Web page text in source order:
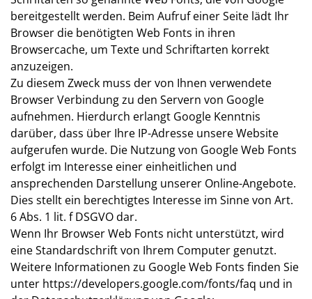
bereitgestellt werden. Beim Aufruf einer Seite lädt Ihr
Browser die benötigten Web Fonts in ihren
Browsercache, um Texte und Schriftarten korrekt
anzuzeigen.
Zu diesem Zweck muss der von Ihnen verwendete
Browser Verbindung zu den Servern von Google
aufnehmen. Hierdurch erlangt Google Kenntnis
darüber, dass über Ihre IP-Adresse unsere Website
aufgerufen wurde. Die Nutzung von Google Web Fonts
erfolgt im Interesse einer einheitlichen und
ansprechenden Darstellung unserer Online-Angebote.
Dies stellt ein berechtigtes Interesse im Sinne von Art.
6 Abs. 1 lit. f DSGVO dar.
Wenn Ihr Browser Web Fonts nicht unterstützt, wird
eine Standardschrift von Ihrem Computer genutzt.
Weitere Informationen zu Google Web Fonts finden Sie
unter https://developers.google.com/fonts/faq und in